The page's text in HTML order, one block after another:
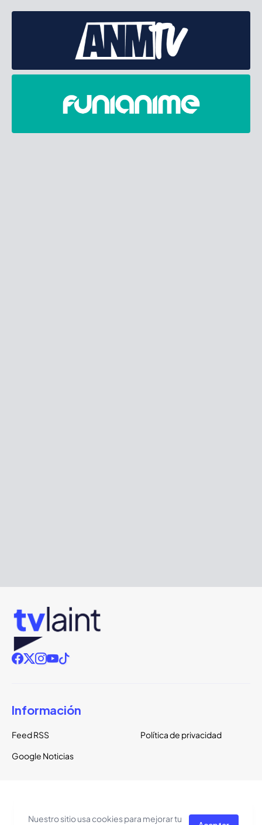
Información
Feed RSS
Política de privacidad
Google Noticias
Todos los derechos reservados.
Nuestro sitio usa cookies para mejorar tu